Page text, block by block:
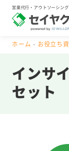
営業代行・アウトソーシング
ホーム お役立ち
インサ
セット